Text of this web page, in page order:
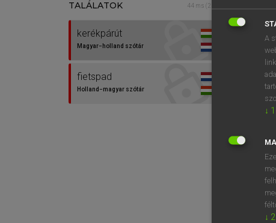
TALÁLATOK 44 ms (2 db)
kerékpárút
Magyar−holland szótár
fietspad
Holland−magyar szótár
A
↓ 1
↓ 2
0